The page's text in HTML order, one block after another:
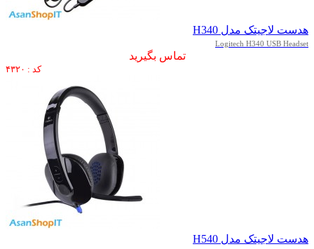
هدست لاجیتک مدل H340
Logitech H340 USB Headset
تماس بگیرید
کد : ۴۳۲۰
هدست لاجیتک مدل H540